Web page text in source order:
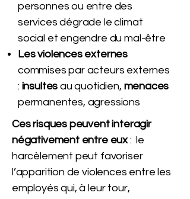
personnes ou entre des
services dégrade le climat
social et engendre du mal-être
Les violences externes
commises par acteurs externes
: insultesau quotidien, menaces
permanentes, agressions
Ces risques peuvent interagir
négativement entre eux: le
harcèlement peut favoriser
l’apparition de violences entre les
employés qui, à leur tour,